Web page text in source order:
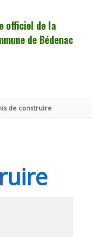
officiel de la
de Bédenac
de construire